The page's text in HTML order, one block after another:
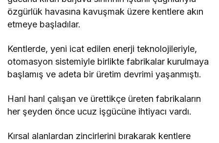
özgürlük havasına kavuşmak üzere kentlere akın
etmeye başladılar.
Kentlerde, yeni icat edilen enerji teknolojileriyle,
otomasyon sistemiyle birlikte fabrikalar kurulmaya
başlamış ve adeta bir üretim devrimi yaşanmıştı.
Harıl harıl çalışan ve ürettikçe üreten fabrikaların
her şeyden önce ucuz işgücüne ihtiyacı vardı.
Kırsal alanlardan zincirlerini bırakarak kentlere